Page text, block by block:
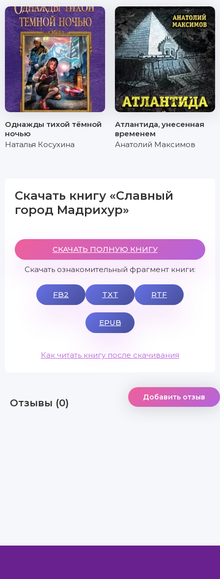
Однажды тихой тёмной
ночью
Наталья Косухина
Атлантида, унесенная
временем
Анатолий Максимов
Скачать книгу «Славный
город Мадрихур»
СКАЧАТЬ ПОЛНУЮ КНИГУ
Скачать ознакомительный фрагмент книги:
FB2 TXT RTF
EPUB
Как читать книгу после скачивания
Отзывы (0) Добавить отзыв